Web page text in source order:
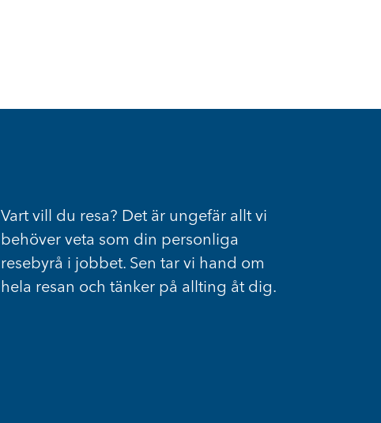
Vart vill du resa? Det är ungefär allt vi
behöver veta som din personliga
resebyrå i jobbet. Sen tar vi hand om
hela resan och tänker på allting åt dig.